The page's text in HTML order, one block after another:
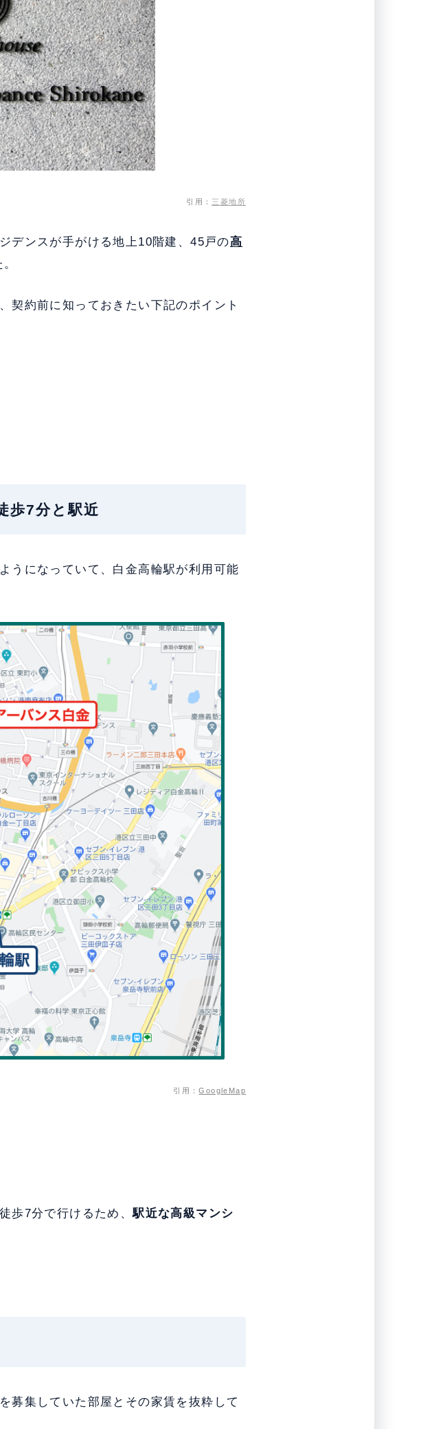
引用： 三菱地所
デンスが手がける地上10階建、45戸の高
契約前に知っておきたい下記のポイント
歩7分と駅近
うになっていて、白金高輪駅が利用可能
引用：GoogleMap
歩7分で行けるため、駅近な高級マンシ
募集していた部屋とその家賃を抜粋して